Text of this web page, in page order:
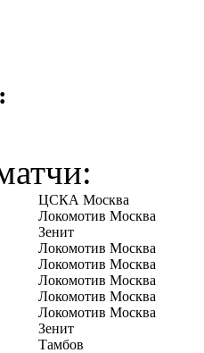
ЦСКА Москва
Локомотив Москва
Зенит
Локомотив Москва
Локомотив Москва
Локомотив Москва
Локомотив Москва
Локомотив Москва
Зенит
Тамбов